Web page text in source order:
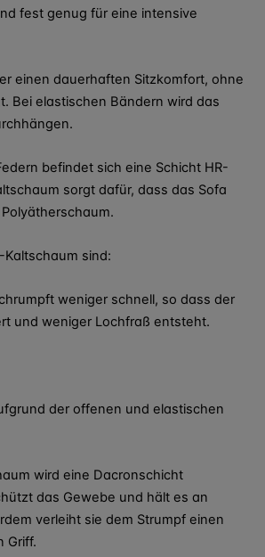
fest genug für eine intensive
einen dauerhaften Sitzkomfort, ohne
Bei elastischen Bändern wird das
befindet sich eine Schicht HR-
sorgt dafür, dass das Sofa
Kaltschaum sind:
weniger schnell, so dass der
und weniger Lochfraß entsteht.
der offenen und elastischen
wird eine Dacronschicht
das Gewebe und hält es an
verleiht sie dem Strumpf einen
Griff.